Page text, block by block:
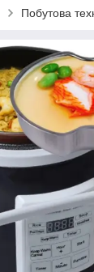
Побутова